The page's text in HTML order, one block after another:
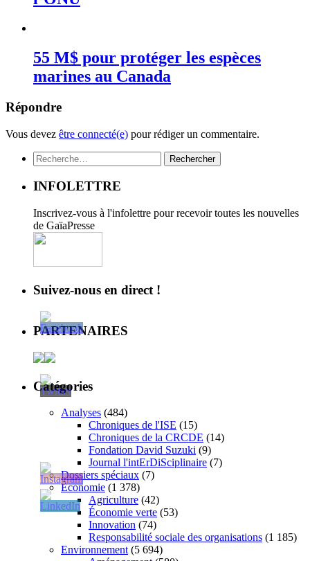
55 M$ pour protéger les espèces
marines au Canada
Répondre
Vous devez être connecté(e) pour rédiger un commentaire.
Rechercher :
INFOLETTRE
Inscrivez-vous à l'infolettre pour recevoir toutes les nouvelles
de GaïaPresse
Suivez-nous en direct !
PARTENAIRES
Catégories
Analyses (484)
Chroniques de l'ISE (15)
Chroniques de la CRCDE (14)
Fondation David Suzuki (9)
Journal l'intErDiSciplinaire (7)
Dossiers spéciaux (7)
Économie (1 378)
Agriculture (42)
Économie verte (53)
Innovation (74)
Responsabilité sociale des organisations (1 185)
Environnement(5 694)